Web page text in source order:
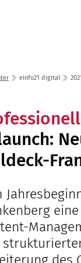
einfo21 digital
des